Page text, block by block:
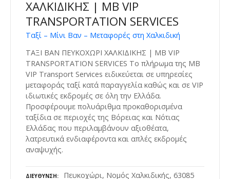
ΧΑΛΚΙΔΙΚΗΣ | MB VIP
TRANSPORTATION SERVICES
Ταξί – Μίνι Βαν – Μεταφορές στη Χαλκιδική
ΤΑΞΙ ΒΑΝ ΠΕΥΚΟΧΩΡΙ ΧΑΛΚΙΔΙΚΗΣ | MB VIP
TRANSPORTATION SERVICES Το πλήρωμα της MB
VIP Transport Services ειδικεύεται σε υπηρεσίες
μεταφοράς ταξί κατά παραγγελία καθώς και σε VIP
ιδιωτικές εκδρομές σε όλη την Ελλάδα.
Προσφέρουμε πολυάριθμα προκαθορισμένα
ταξίδια σε περιοχές της Βόρειας και Νότιας
Ελλάδας που περιλαμβάνουν αξιοθέατα,
λατρευτικά ενδιαφέροντα και απλές εκδρομές
αναψυχής.
ΔΙΕΎΘΥΝΣΗ Πευκοχώρι, Νομός Χαλκιδικής, 63085